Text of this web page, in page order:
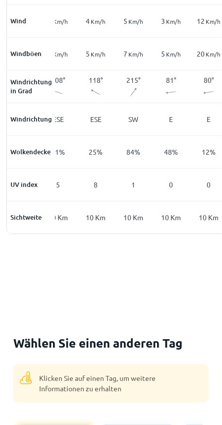
Wind
1Km/h Km/h 4Km/h 5 Km/h 3 Km/h 12 Km/h
Windböen
3Km/h Km/h 5 Km/h 7 Km/h 5 Km/h 20Km/h
Windrichtung
in Grad
112° 108° 118° 215° 81° 80°
Windrichtung
ESE ESE ESE SW E E
Wolkendecke
35% 21% 25% 84% 48% 12%
UV index
0 5 8 1 0 0
Sichtweite
2Km 10 Km 10 Km 10 Km 10 Km 10 Km
Wählen Sie einen anderen Tag
Klicken Sie auf einen Tag, um weitere
Informationen zu erhalten